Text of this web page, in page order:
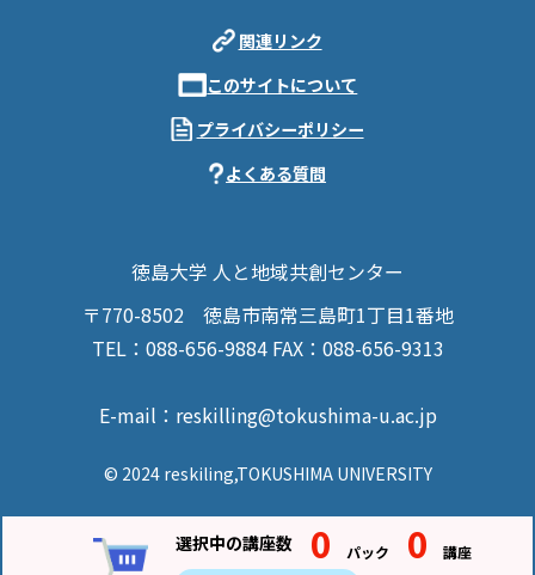
選択中の講座数 0 0
関連リンク
このサイトについて
プライバシーポリシー
よくある質問
徳島大学 人と地域共創センター
〒770-8502 徳島市南常三島町1丁目1番地
TEL：088-656-9884 FAX：088-656-9313
E-mail：reskilling@tokushima-u.ac.jp
© 2024 reskiling,TOKUSHIMA UNIVERSITY